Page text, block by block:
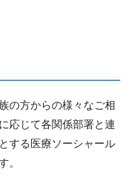
の方からの様々なご相
応じて各関係部署と連
する医療ソーシャール
。